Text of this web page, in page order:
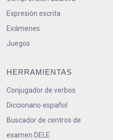
Expresión escrita
Exámenes
Juegos
HERRAMIENTAS
Conjugador de verbos
Diccionario español
Buscador de centros de
examen DELE